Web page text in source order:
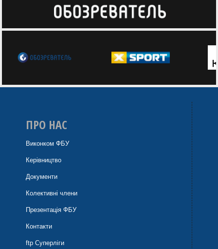
ПРО НАС
Виконком ФБУ
Керівництво
Документи
Колективні члени
Презентація ФБУ
Контакти
ftp Суперліги